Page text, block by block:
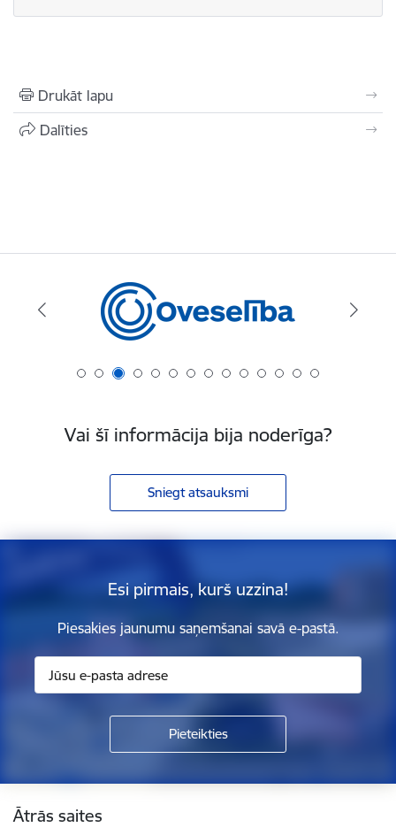
Drukāt lapu
Dalīties
Vai šī informācija bija noderīga?
Sniegt atsauksmi
Esi pirmais, kurš uzzina!
Piesakies jaunumu saņemšanai savā e-pastā.
Ātrās saites